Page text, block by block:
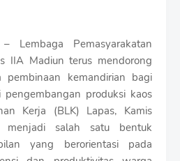
– Lembaga Pemasyarakatan
IIA Madiun terus mendorong
pembinaan kemandirian bagi
produksi kaos
Kerja (BLK) Lapas, Kamis
menjadi salah satu bentuk
yang berorientasi pada